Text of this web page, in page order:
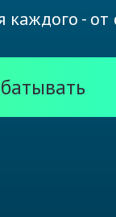
каждого -